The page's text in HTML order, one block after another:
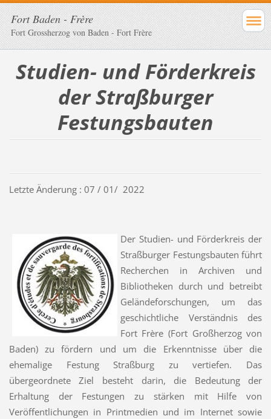
Fort Baden - Frère
Fort Grossherzog von Baden - Fort Frère
Studien- und Förderkreis
der Straßburger
Festungsbauten
Letzte Änderung : 07 / 01/ 2022
Der Studien- und Förderkreis der
Straßburger Festungsbauten führt
Recherchen in Archiven und
Bibliotheken durch und betreibt
Geländeforschungen, um das
geschichtliche Verständnis des
Fort Frère (Fort Großherzog von
Baden) zu fördern und um die Erkenntnisse über die
ehemalige Festung Straßburg zu vertiefen. Das
übergeordnete Ziel besteht darin, die Bedeutung der
Erhaltung der Festungen zu stärken mit Hilfe von
Veröffentlichungen in Printmedien und im Internet sowie